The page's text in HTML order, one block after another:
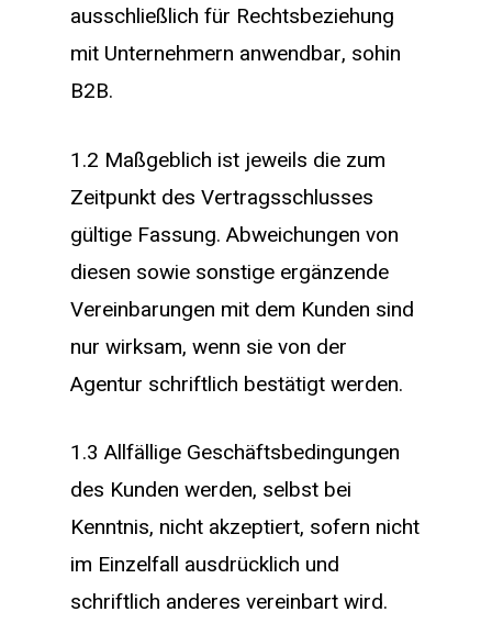
ausschließlich für Rechtsbeziehung
mit Unternehmern anwendbar, sohin
B2B.
1.2 Maßgeblich ist jeweils die zum
Zeitpunkt des Vertragsschlusses
gültige Fassung. Abweichungen von
diesen sowie sonstige ergänzende
Vereinbarungen mit dem Kunden sind
nur wirksam, wenn sie von der
Agentur schriftlich bestätigt werden.
1.3 Allfällige Geschäftsbedingungen
des Kunden werden, selbst bei
Kenntnis, nicht akzeptiert, sofern nicht
im Einzelfall ausdrücklich und
schriftlich anderes vereinbart wird.